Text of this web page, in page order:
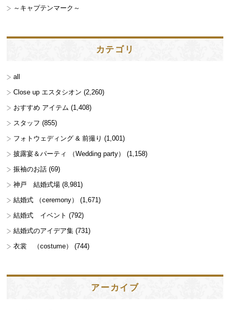
～キャプテンマーク～
カテゴリ
all
Close up エスタシオン (2,260)
おすすめ アイテム (1,408)
スタッフ (855)
フォトウェディング & 前撮り (1,001)
披露宴＆パーティ （Wedding party）
(1,158)
振袖のお話 (69)
神戸 結婚式場 (8,981)
結婚式 （ceremony）
(1,671)
結婚式 イベント (792)
結婚式のアイデア集 (731)
衣裳 （costume）
(744)
アーカイブ